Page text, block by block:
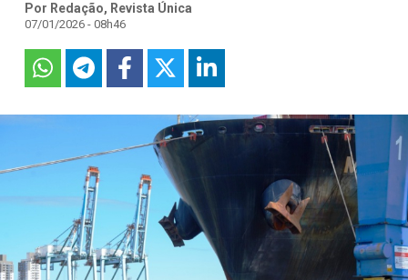
Por Redação, Revista Única
07/01/2026 - 08h46